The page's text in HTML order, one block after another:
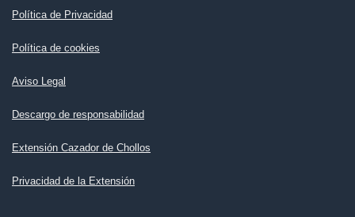
Política de Privacidad
Política de cookies
Aviso Legal
Descargo de responsabilidad
Extensión Cazador de Chollos
Privacidad de la Extensión